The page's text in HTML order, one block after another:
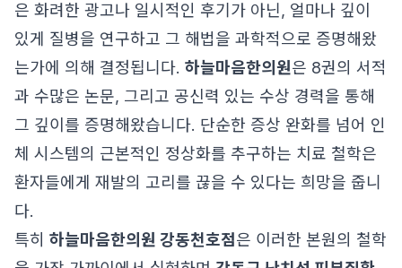
은 화려한 광고나 일시적인 후기가 아닌, 얼마나 깊이
있게 질병을 연구하고 그 해법을 과학적으로 증명해왔
는가에 의해 결정됩니다. 하늘마음한의원은 8권의 서적
과 수많은 논문, 그리고 공신력 있는 수상 경력을 통해
그 깊이를 증명해왔습니다. 단순한 증상 완화를 넘어 인
체 시스템의 근본적인 정상화를 추구하는 치료 철학은
환자들에게 재발의 고리를 끊을 수 있다는 희망을 줍니
다.
특히 하늘마음한의원 강동천호점은 이러한 본원의 철학